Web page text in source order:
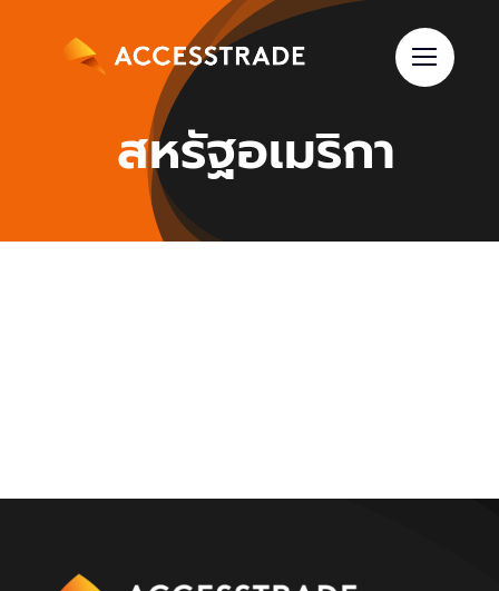
สหรัฐอเมริกา